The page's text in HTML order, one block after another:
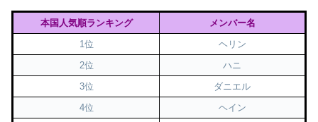
本国人気順ランキング
メンバー名
1位
ヘリン
2位
ハニ
3位
ダニエル
4位
ヘイン